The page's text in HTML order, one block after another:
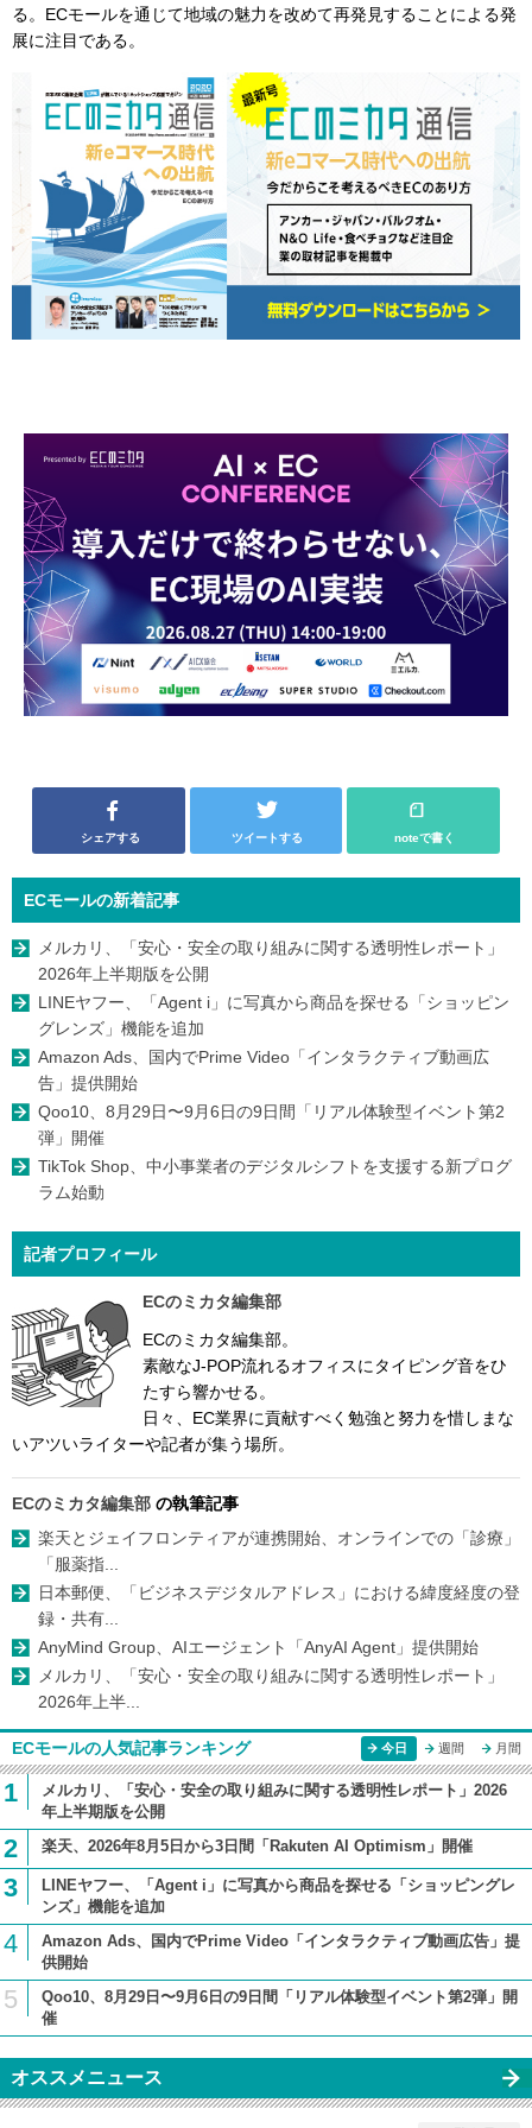
る。ECモールを通じて地域の魅力を改めて再発見することによる発
展に注目である。
シェアする ツイートする noteで書く
ECモールの新着記事
メルカリ、「安心・安全の取り組みに関する透明性レポート」
2026年上半期版を公開
LINEヤフー、「Agent i」に写真から商品を探せる「ショッピン
グレンズ」機能を追加
Amazon Ads、国内でPrime Video「インタラクティブ動画広
告」提供開始
Qoo10、8月29日〜9月6日の9日間「リアル体験型イベント第2
弾」開催
TikTok Shop、中小事業者のデジタルシフトを支援する新プログ
ラム始動
記者プロフィール
ECのミカタ編集部
ECのミカタ編集部。
素敵なJ-POP流れるオフィスにタイピング音をひ
たすら響かせる。
日々、EC業界に貢献すべく勉強と努力を惜しまな
いアツいライターや記者が集う場所。
ECのミカタ編集部 の執筆記事
楽天とジェイフロンティアが連携開始、オンラインでの「診療」
「服薬指...
日本郵便、「ビジネスデジタルアドレス」における緯度経度の登
録・共有...
AnyMind Group、AIエージェント「AnyAI Agent」提供開始
メルカリ、「安心・安全の取り組みに関する透明性レポート」
2026年上半...
ECモールの人気記事ランキング 今日 週間 月間
1
メルカリ、「安心・安全の取り組みに関する透明性レポート」2026
年上半期版を公開
2 楽天、2026年8月5日から3日間「Rakuten AI Optimism」開催
3
LINEヤフー、「Agent i」に写真から商品を探せる「ショッピングレ
ンズ」機能を追加
4
Amazon Ads、国内でPrime Video「インタラクティブ動画広告」提
供開始
5
Qoo10、8月29日〜9月6日の9日間「リアル体験型イベント第2弾」開
催
オススメニュース